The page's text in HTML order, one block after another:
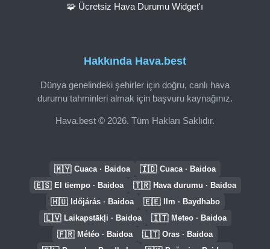
Hakkında Hava.best
Dünya genelindeki şehirler için doğru, canlı hava
durumu tahminleri almak için başvuru kaynağınız.
Hava.best © 2026. Tüm Hakları Saklıdır.
🧩 Ücretsiz Hava Durumu Widget'ı
🇲🇾 Cuaca · Baidoa 🇮🇩 Cuaca · Baidoa
🇪🇸 El tiempo · Baidoa 🇹🇷 Hava durumu · Baidoa
🇭🇺 Időjárás · Baidoa 🇪🇪 Ilm · Baydhabo
🇱🇻 Laikapstākļi · Baidoa 🇮🇹 Meteo · Baidoa
🇫🇷 Météo · Baidoa 🇱🇹 Oras · Baidoa